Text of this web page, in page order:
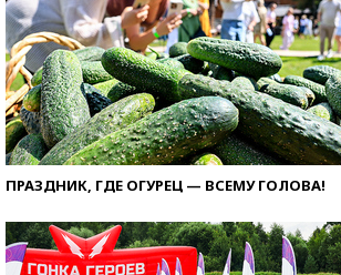
ПРАЗДНИК, ГДЕ ОГУРЕЦ — ВСЕМУ ГОЛОВА!